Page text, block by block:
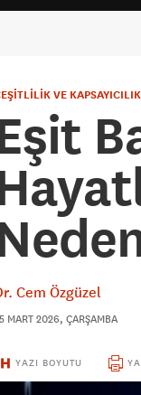
VE KAPSAYICILIK
Cem Özgüzel
MART 2026, ÇARŞAMBA
YAZI BOYUTU